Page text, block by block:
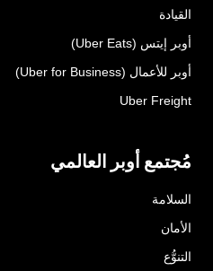
القيادة
أوبر إيتس (Uber Eats)
أوبر للأعمال (Uber for Business)
Uber Freight
مُجتمع أوبر العالمي
السلامة
الأمان
التنوُّع